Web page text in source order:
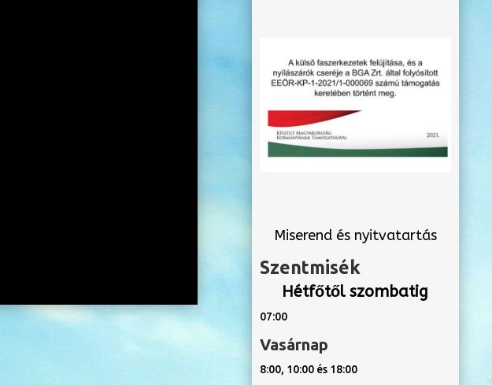
Miserend és nyitvatartás
Szentmisék
Hétfőtől szombatig
07:00
Vasárnap
8:00, 10:00 és 18:00